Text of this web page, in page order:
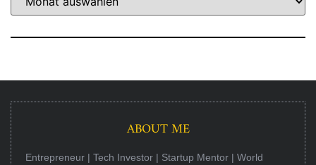
ABOUT ME
Entrepreneur | Tech Investor | Startup Mentor | World